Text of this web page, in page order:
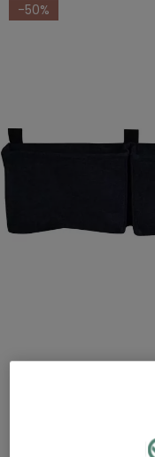
-50%
Balconnière 3 sacs noirs